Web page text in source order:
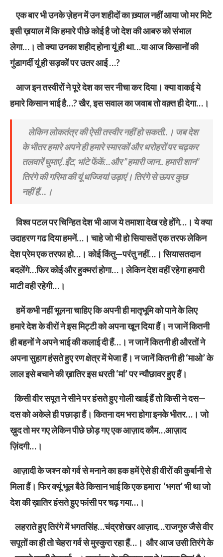
एक बार भी उनके ज़ेहन में उन शहीदों का ख़्याल नहीं आया जो मर मिटे
इसी ख़याल में कि हमारे पीछे कोई है जो देश की आबरु को संभाल
लेगा…। तो क्या उनका शहीद होना यूं ही था…या आज किसानों की
गुंडागर्दी यूं ही सड़कों पर उतर आई …?
आज इन तस्वीरों ने पूरे देश का सर नीचा कर दिया। क्या वाकई ये
हमारे किसान भाई है…? खैर, इस सवाल का जवाब तो वक़्त ही देगा…।
लेकिन लोकतंत्र की ऐसी तस्वीर नहीं हो सकती..। जब देश
के भीतर हमारे अपने ही हमारे स्मारकों और धरोहरों पर चढ़कर
तलवारें ​घुमाएं..ईंट, भांटे फेंकें…और ”हमारी जान.. हमारी शान”
तिरंगे की गरिमा की यूं धज्जियां उड़ाएं। तिरंगे से ऊपर कुछ
नहींहैं…।
विश्व पटल पर चिन्हित देश भी आज ये तमाशा देख रहे होंगे…। ये क्या
उदाहरण गढ दिया हमनें…। चाहे जो भी हो सियासतें एक तरफ लेकिन
देश प्रेम एक तरफा हो…। कोई किंतु—परंतु नहीं…। सियासतदान
बदलेंगे…फिर कोई और हुक्मरां होगा…। लेकिन देश वहीं रहेगा हमारी
माटी वही रहेगी…।
हमें कभी नहीं भूलना चाहिए कि अपनी ही मातृभूमि को पाने के लिए
हमारे देश के वीरों ने इस मिट्टी को अपना खून दिया हैं। न जानें कितनी
ही बहनों ने अपने भाई की कलाई दी हैं…। न जानें कितनी ही औरतों ने
अपना सुहाग हंसते हुए रण क्षेत्र में भेजा हैं। न जानें कितनी ही ‘माओ’ के
लाल इसे बचाने की ख़ातिर इस धरती ‘मां’ पर न्यौछावर हुए हैं।
किसी वीर सपूत ने सीने पर हंसते हुए गोली खाई हैं तो किसी ने दस—
दस को अकेले ही पछाड़ा हैं। कितना दम भरा होगा इनके भीतर…। जो
ख़ुद तो मर गए लेकिन पीछे छोड़ गए एक आज़ाद कौम…आज़ाद
ज़िंदगी…।
आज़ादी के जश्न को गर्व से मनाने का हक हमें ऐसे ही वीरों की कुर्बानी से
मिला हैं। फिर क्यूं भूल बैठे किसान भाई कि एक हमारा ‘भगत’भी था जो
देश की ख़ातिर हंसते हुए फांसी पर चढ़ गया…।
लहराते हुए तिरंगे में भगतसिंह…चंद्रशेखर आज़ाद…राजगुरु जैसे वीर
सपूतों का ही तो चेहरा गर्व से मुस्कुरा रहा हैं…। और आज उसी तिरंगे के